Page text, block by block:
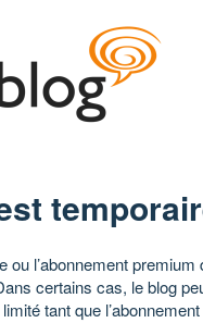
ou l’abonnement
certains cas, le blog
tant que